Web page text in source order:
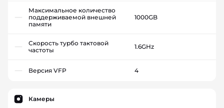
Максимальное количество
поддерживаемой внешней
памяти
1000GB
Скорость турбо тактовой
частоты
1.6GHz
Версия VFP 4
Камеры